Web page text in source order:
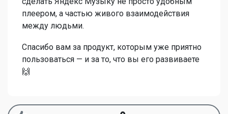
плеером, а частью живого взаимодействия
между людьми.
Спасибо вам за продукт, которым уже приятно
пользоваться — и за то, что вы его развиваете
🙌